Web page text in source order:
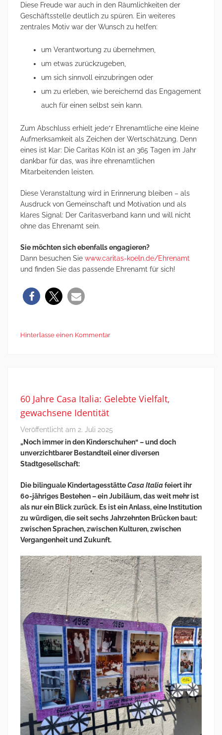
Diese Freude war auch in den Räumlichkeiten der
Geschäftsstelle deutlich zu spüren. Ein weiteres
zentrales Motiv war der Wunsch zu helfen:
um Verantwortung zu übernehmen,
um etwas zurückzugeben,
um sich sinnvoll einzubringen oder
um zu erleben, wie bereichernd das Engagement
auch für einen selbst sein kann.
Zum Abschluss erhielt jede*r Ehrenamtliche eine kleine
Aufmerksamkeit als Zeichen der Wertschätzung. Denn
eines ist klar: Die Caritas Köln ist an 365 Tagen im Jahr
dankbar für das, was ihre ehrenamtlichen
Mitarbeitenden leisten.
Diese Veranstaltung wird in Erinnerung bleiben – als
Ausdruck von Gemeinschaft und Motivation und als
klares Signal: Der Caritasverband kann und will nicht
ohne das Ehrenamt sein.
Sie möchten sich ebenfalls engagieren?
Dann besuchen Sie www.caritas-koeln.de/Ehrenamt
und finden Sie das passende Ehrenamt für sich!
Hinterlasse einen Kommentar
60 Jahre Casa Italia: Gelebte Vielfalt,
gewachsene Identität
Veröffentlicht am 2. Juli 2025
„Noch immer in den Kinderschuhen“ – und doch
unverzichtbarer Bestandteil einer diversen
Stadtgesellschaft:
Die bilinguale KindertagesstätteCasa Italiafeiert ihr
60-jähriges Bestehen – ein Jubiläum, das weit mehr ist
als nur ein Blick zurück. Es ist ein Anlass, eine Institution
zu würdigen, die seit sechs Jahrzehnten Brücken baut:
zwischen Sprachen, zwischen Kulturen, zwischen
Vergangenheit und Zukunft.